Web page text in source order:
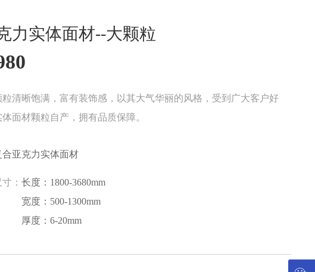
力实体面材--大颗粒
清晰饱满，富有装饰感，以其大气华丽的风格，受到广大客户好
面材颗粒自产，拥有品质保障。
合亚克力实体面材
： 长度：1800-3680mm
宽度：500-1300mm
厚度：6-20mm